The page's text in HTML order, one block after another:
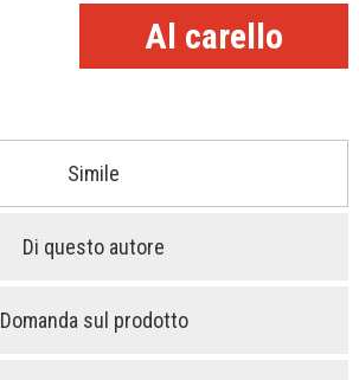
Simile
Di questo autore
Domanda sul prodotto